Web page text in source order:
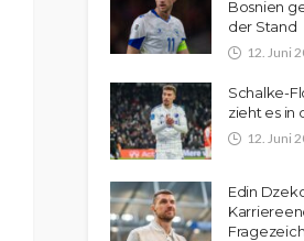
Bosnien
der Stand
12. Juni
Schalke-
zieht es in
12. Juni
Edin